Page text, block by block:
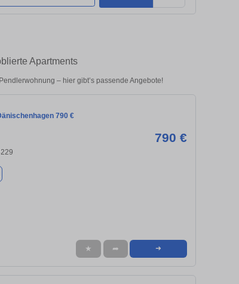
Apartments
– hier gibt’s passende Angebote!
790 €
790 €
★ ➦ ➜